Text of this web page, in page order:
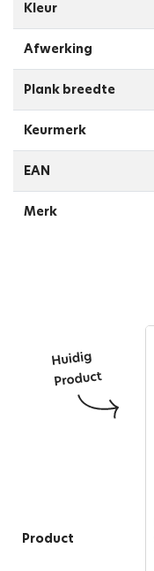
Kleur
Afwerking
Plank breedte
Keurmerk
EAN
Merk
Product